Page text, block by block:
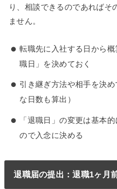
り、相談できるのであればそ
ません。
転職先に入社する日から
職日」を決めておく
引き継ぎ方法や相手を決
な日数も算出）
「退職日」の変更は基本
ので入念に決める
退職届の提出：退職1ヶ月